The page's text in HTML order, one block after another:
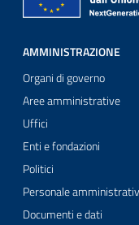
AMMINISTRAZIONE
Organi di governo
Aree amministrative
Uffici
Enti e fondazioni
Politici
Personale
Documenti e dati